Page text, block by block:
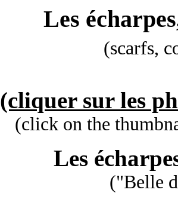
Les
(scarfs,
(cliquer sur les
(click on the
Les
("Belle